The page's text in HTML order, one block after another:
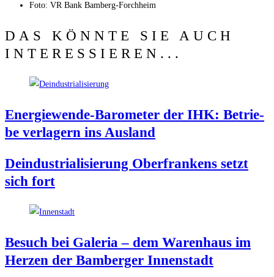
Foto: VR Bank Bamberg-Forchheim
DAS KÖNNTE SIE AUCH
INTERESSIEREN...
Ener­gie­wen­de-Baro­me­ter der IHK: Betrie­
be ver­la­gern ins Ausland
Deindus­tria­li­sie­rung Ober­fran­kens setzt
sich fort
Besuch bei Gale­ria – dem Waren­haus im
Her­zen der Bam­ber­ger Innenstadt